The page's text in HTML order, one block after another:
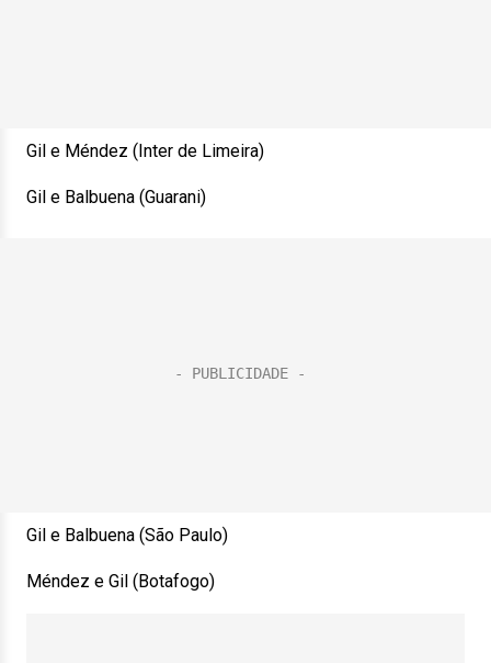
Gil e Méndez (Inter de Limeira)
Gil e Balbuena (Guarani)
Gil e Balbuena (São Paulo)
Méndez e Gil (Botafogo)